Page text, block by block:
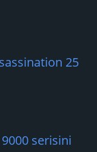
25
serisini